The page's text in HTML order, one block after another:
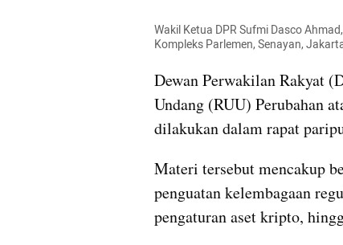
Wakil Ketua DPR Sufmi Dasco
Kompleks Parlemen, Senayan,
Dewan Perwakilan Rakyat
Undang (RUU) Perubahan
dilakukan dalam rapat
Materi tersebut mencakup
penguatan kelembagaan
pengaturan aset kripto,